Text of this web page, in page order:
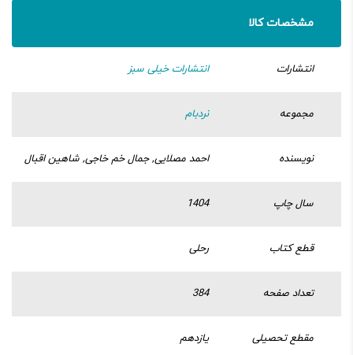
مشخصات کالا
انتشارات انتشارات خیلی سبز
مجموعه نردبام
نویسنده احمد مصلایی, جمال خم خاجی, شاهین اقبال
سال چاپ 1404
قطع کتاب رحلی
تعداد صفحه 384
مقطع تحصیلی یازدهم